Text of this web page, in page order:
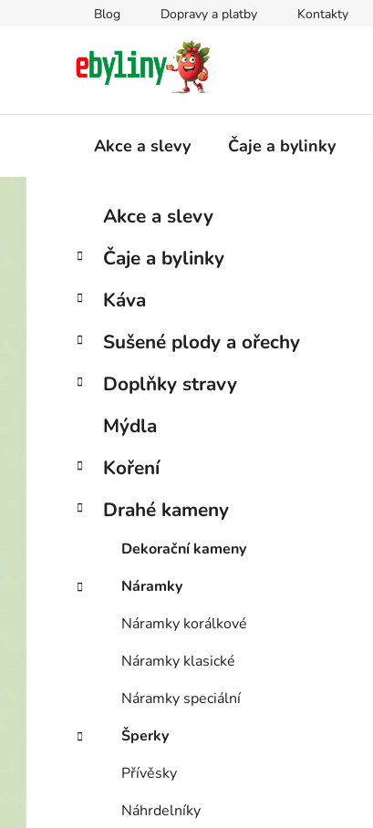
Blog Dopravy a platby Kontakty
Akce a slevy Čaje a bylinky
s
r
n
n
í
n
l
Přeskočit
kategorie
e
o
i
Akce a slevy
Čaje a bylinky
Káva
Sušené plody a ořechy
Doplňky stravy
Mýdla
Koření
Drahé kameny
Dekorační kameny
Náramky
Náramky korálkové
Náramky klasické
Náramky speciální
Šperky
Přívěsky
Náhrdelníky